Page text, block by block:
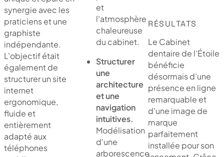
synergie avec les
praticiens et une
graphiste
indépendante.
L'objectif était
également de
structurer un site
internet
ergonomique,
fluide et
entièrement
adapté aux
téléphones
et
l'atmosphère
chaleureuse
du cabinet.
Structurer
une
architecture
et une
navigation
intuitives.
Modélisation
d'une
arborescence
RÉSULTATS
Le Cabinet
dentaire de l’Étoile
bénéficie
désormais d’une
présence en ligne
remarquable et
d'une image de
marque
parfaitement
installée pour son